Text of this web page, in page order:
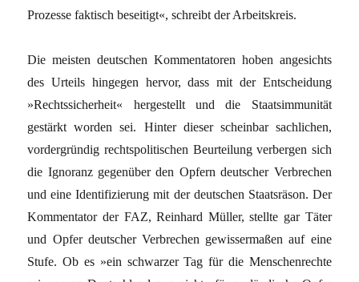
Prozesse faktisch beseitigt«, schreibt der Arbeitskreis.
Die meisten deutschen Kommentatoren hoben angesichts
des Urteils hingegen hervor, dass mit der Entscheidung
»Rechtssicherheit« hergestellt und die Staatsimmunität
gestärkt worden sei. Hinter dieser scheinbar sachlichen,
vordergründig rechtspolitischen Beurteilung verbergen sich
die Ignoranz gegenüber den Opfern deutscher Verbrechen
und eine Identifizierung mit der deutschen Staatsräson. Der
Kommentator der FAZ, Reinhard Müller, stellte gar Täter
und Opfer deutscher Verbrechen gewissermaßen auf eine
Stufe. Ob es »ein schwarzer Tag für die Menschenrechte